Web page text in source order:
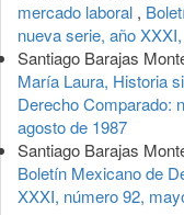
mercado laboral ,
nueva serie, año
Santiago Barajas
María Laura, Historia
Derecho Comparado:
agosto de 1987
Santiago Barajas
Boletín Mexicano de
XXXI, número 92,